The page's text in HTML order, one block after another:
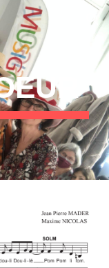
Skip to navigation